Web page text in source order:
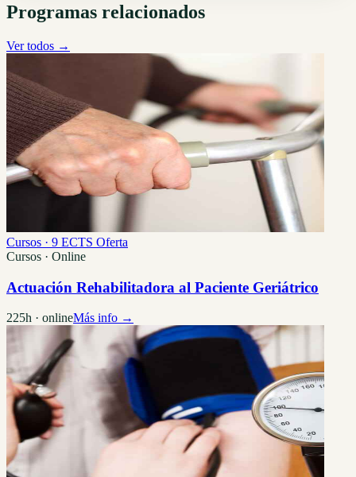
Programas relacionados
Ver todos →
Cursos · 9 ECTS Oferta
Cursos · Online
Actuación Rehabilitadora al Paciente Geriátrico
225h · onlineMás info →